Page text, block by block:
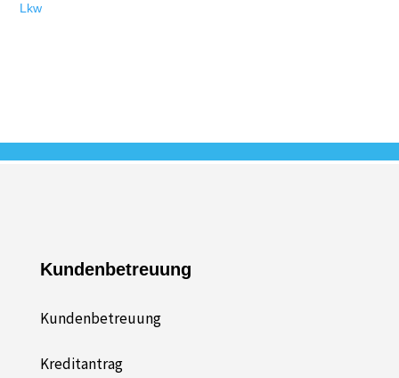
Lkw
Kundenbetreuung
Kundenbetreuung
Kreditantrag